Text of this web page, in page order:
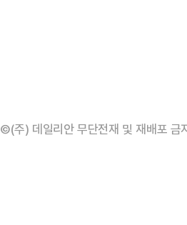
©(주) 데일리안 무단전재 및 재배포 금